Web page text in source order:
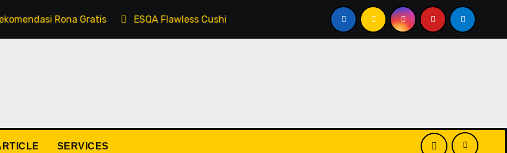
Gratis ESQA Flawless Cushion Serum SPF 50+ PA+++ Juara Terbaru dalam Kombinasi Skincare dan
SERVICES